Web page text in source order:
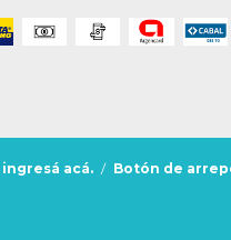
ingresá acá. / Botón de